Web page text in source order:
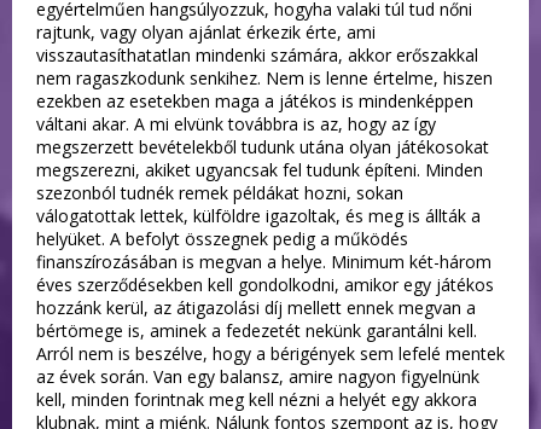
egyértelműen hangsúlyozzuk, hogyha valaki túl tud nőni
rajtunk, vagy olyan ajánlat érkezik érte, ami
visszautasíthatatlan mindenki számára, akkor erőszakkal
nem ragaszkodunk senkihez. Nem is lenne értelme, hiszen
ezekben az esetekben maga a játékos is mindenképpen
váltani akar. A mi elvünk továbbra is az, hogy az így
megszerzett bevételekből tudunk utána olyan játékosokat
megszerezni, akiket ugyancsak fel tudunk építeni. Minden
szezonból tudnék remek példákat hozni, sokan
válogatottak lettek, külföldre igazoltak, és meg is állták a
helyüket. A befolyt összegnek pedig a működés
finanszírozásában is megvan a helye. Minimum két-három
éves szerződésekben kell gondolkodni, amikor egy játékos
hozzánk kerül, az átigazolási díj mellett ennek megvan a
bértömege is, aminek a fedezetét nekünk garantálni kell.
Arról nem is beszélve, hogy a bérigények sem lefelé mentek
az évek során. Van egy balansz, amire nagyon figyelnünk
kell, minden forintnak meg kell nézni a helyét egy akkora
klubnak, mint a miénk. Nálunk fontos szempont az is, hogy